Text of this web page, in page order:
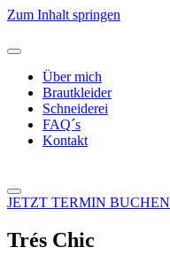
Zum Inhalt springen
Über mich
Brautkleider
Schneiderei
FAQ´s
Kontakt
JETZT TERMIN BUCHEN
Trés Chic